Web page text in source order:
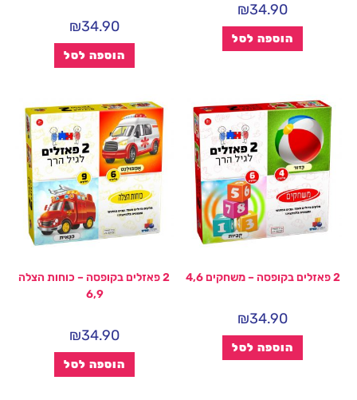
₪34.90
הוספה לסל
₪34.90
הוספה לסל
2 פאזלים בקופסה – משחקים 4,6
₪34.90
הוספה לסל
2 פאזלים בקופסה – כוחות הצלה
6,9
₪34.90
הוספה לסל